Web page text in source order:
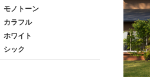
モノトーン
カラフル
ホワイト
シック